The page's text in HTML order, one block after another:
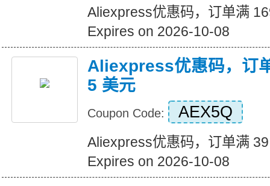
Aliexpress优惠码，订单满
Expires on 2026-10-08
Aliexpress优惠码，订
5 美元
Coupon Code: AEX5Q
Aliexpress优惠码，订单满
Expires on 2026-10-08